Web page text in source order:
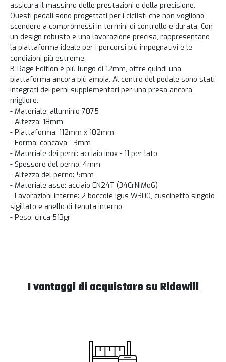
assicura il massimo delle prestazioni e della precisione.
Questi pedali sono progettati per i ciclisti che non vogliono
scendere a compromessi in termini di controllo e durata. Con
un design robusto e una lavorazione precisa, rappresentano
la piattaforma ideale per i percorsi più impegnativi e le
condizioni più estreme.
B-Rage Edition è più lungo di 12mm, offre quindi una
piattaforma ancora più ampia. Al centro del pedale sono stati
integrati dei perni supplementari per una presa ancora
migliore.
- Materiale: alluminio 7075
- Altezza: 18mm
- Piattaforma: 112mm x 102mm
- Forma: concava - 3mm
- Materiale dei perni: acciaio inox - 11 per lato
- Spessore del perno: 4mm
- Altezza del perno: 5mm
- Materiale asse: acciaio EN24T (34CrNiMo6)
- Lavorazioni interne: 2 boccole Igus W300, cuscinetto singolo
sigillato e anello di tenuta interno
- Peso: circa 513gr
I vantaggi di acquistare su Ridewill